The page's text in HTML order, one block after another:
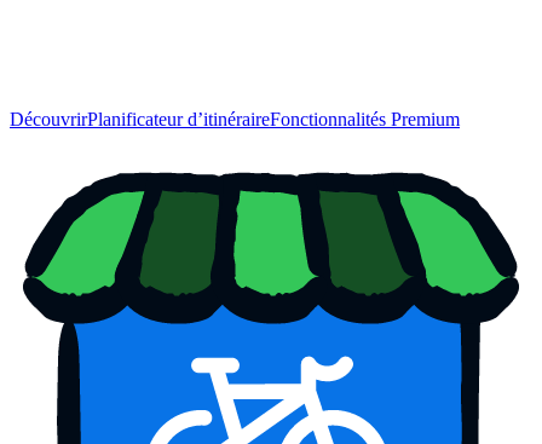
DécouvrirPlanificateur d’itinéraireFonctionnalités Premium